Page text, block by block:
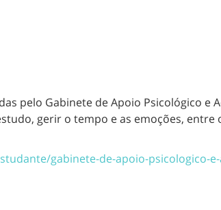
pelo Gabinete de Apoio Psicológico
gerir o tempo e as emoções,
gabinete-de-apoio-psicologico-